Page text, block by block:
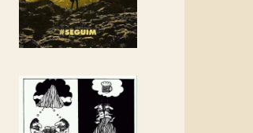
Amics de Sant Aniol
d'Aguja
Els Centpeus estem
recuperació del refugi i de
l'entorn de Sant Aniol